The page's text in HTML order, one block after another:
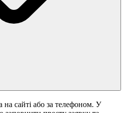
сайті або за телефоном. У